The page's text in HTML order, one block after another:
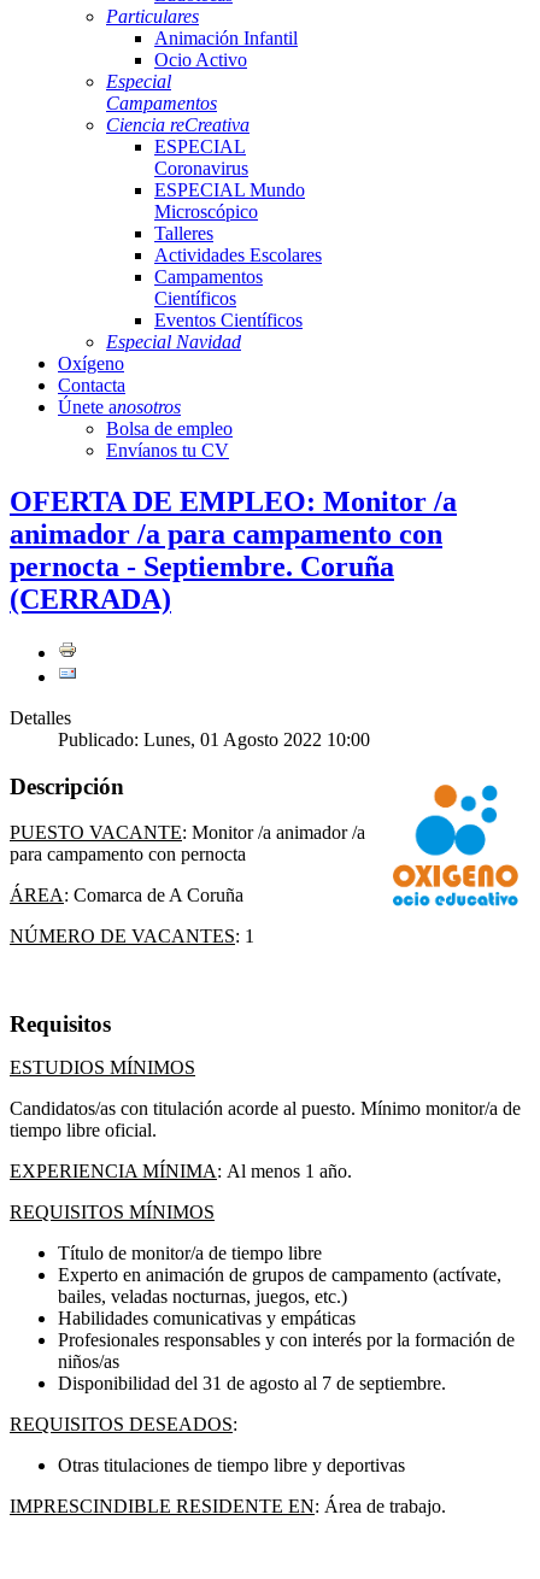
Particulares
Animación Infantil
Ocio Activo
Especial
Campamentos
Ciencia reCreativa
ESPECIAL
Coronavirus
ESPECIAL Mundo
Microscópico
Talleres
Actividades Escolares
Campamentos
Científicos
Eventos Científicos
Especial Navidad
Oxígeno
Contacta
Únete anosotros
Bolsa de empleo
Envíanos tu CV
OFERTA DE EMPLEO: Monitor /a
animador /a para campamento con
pernocta - Septiembre. Coruña
(CERRADA)
Detalles
Publicado: Lunes, 01 Agosto 2022 10:00
Descripción
PUESTO VACANTE: Monitor /a animador /a
para campamento con pernocta
ÁREA: Comarca de A Coruña
NÚMERO DE VACANTES: 1
Requisitos
ESTUDIOS MÍNIMOS
Candidatos/as con titulación acorde al puesto. Mínimo monitor/a de
tiempo libre oficial.
EXPERIENCIA MÍNIMA: Al menos 1 año.
REQUISITOS MÍNIMOS
Título de monitor/a de tiempo libre
Experto en animación de grupos de campamento (actívate,
bailes, veladas nocturnas, juegos, etc.)
Habilidades comunicativas y empáticas
Profesionales responsables y con interés por la formación de
niños/as
Disponibilidad del 31 de agosto al 7 de septiembre.
REQUISITOS DESEADOS:
Otras titulaciones de tiempo libre y deportivas
IMPRESCINDIBLE RESIDENTE EN: Área de trabajo.